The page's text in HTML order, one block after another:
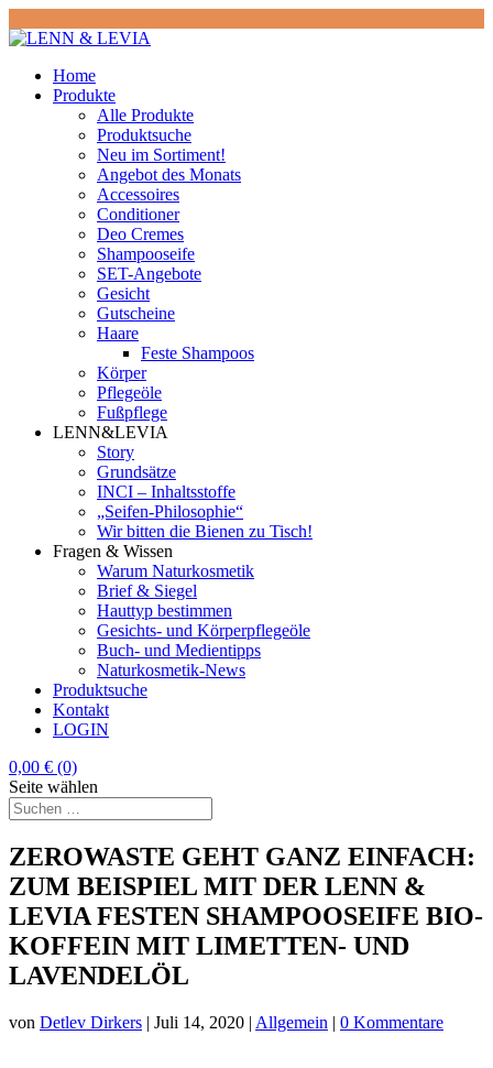
Home
Produkte
Alle Produkte
Produktsuche
Neu im Sortiment!
Angebot des Monats
Accessoires
Conditioner
Deo Cremes
Shampooseife
SET-Angebote
Gesicht
Gutscheine
Haare
Feste Shampoos
Körper
Pflegeöle
Fußpflege
LENN&LEVIA
Story
Grundsätze
INCI – Inhaltsstoffe
„Seifen-Philosophie“
Wir bitten die Bienen zu Tisch!
Fragen & Wissen
Warum Naturkosmetik
Brief & Siegel
Hauttyp bestimmen
Gesichts- und Körperpflegeöle
Buch- und Medientipps
Naturkosmetik-News
Produktsuche
Kontakt
LOGIN
0,00 € (0)
Seite wählen
ZEROWASTE GEHT GANZ EINFACH:
ZUM BEISPIEL MIT DER LENN &
LEVIA FESTEN SHAMPOOSEIFE BIO-
KOFFEIN MIT LIMETTEN- UND
LAVENDELÖL
von Detlev Dirkers | Juli 14, 2020 | Allgemein | 0 Kommentare